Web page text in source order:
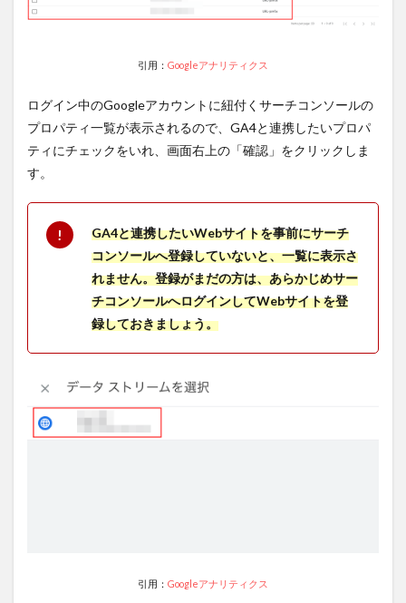
引用： Googleアナリティクス
ログイン中のGoogleアカウントに紐付くサーチコンソールの
プロパティ一覧が表示されるので、GA4と連携したいプロパ
ティにチェックをいれ、画面右上の「確認」をクリックしま
す。
GA4と連携したいWebサイトを事前にサーチ
コンソールへ登録していないと、一覧に表示さ
れません。登録がまだの方は、あらかじめサー
チコンソールへログインしてWebサイトを登
録しておきましょう。
引用： Googleアナリティクス